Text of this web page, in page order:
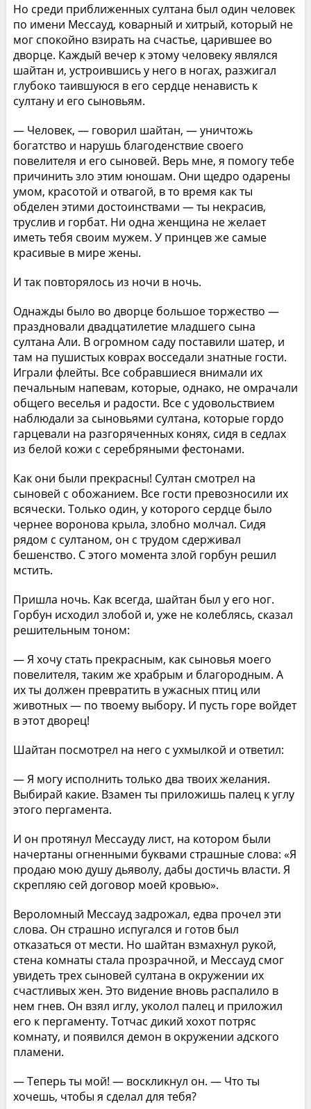
Но среди приближенных султана был один человек
по имени Мессауд, коварный и хитрый, который не
мог спокойно взирать на счастье, царившее во
дворце. Каждый вечер к этому человеку являлся
шайтан и, устроившись у него в ногах, разжигал
глубоко таившуюся в его сердце ненависть к
султану и его сыновьям.
— Человек, — говорил шайтан, — уничтожь
богатство и нарушь благоденствие своего
повелителя и его сыновей. Верь мне, я помогу тебе
причинить зло этим юношам. Они щедро одарены
умом, красотой и отвагой, в то время как ты
обделен этими достоинствами — ты некрасив,
труслив и горбат. Ни одна женщина не желает
иметь тебя своим мужем. У принцев же самые
красивые в мире жены.
И так повторялось из ночи в ночь.
Однажды было во дворце большое торжество —
праздновали двадцатилетие младшего сына
султана Али. В огромном саду поставили шатер, и
там на пушистых коврах восседали знатные гости.
Играли флейты. Все собравшиеся внимали их
печальным напевам, которые, однако, не омрачали
общего веселья и радости. Все с удовольствием
наблюдали за сыновьями султана, которые гордо
гарцевали на разгоряченных конях, сидя в седлах
из белой кожи с серебряными фестонами.
Как они были прекрасны! Султан смотрел на
сыновей с обожанием. Все гости превозносили их
всячески. Только один, у которого сердце было
чернее воронова крыла, злобно молчал. Сидя
рядом с султаном, он с трудом сдерживал
бешенство. С этого момента злой горбун решил
мстить.
Пришла ночь. Как всегда, шайтан был у его ног.
Горбун исходил злобой и, уже не колеблясь, сказал
решительным тоном:
— Я хочу стать прекрасным, как сыновья моего
повелителя, таким же храбрым и благородным. А
их ты должен превратить в ужасных птиц или
животных — по твоему выбору. И пусть горе войдет
в этот дворец!
Шайтан посмотрел на него с ухмылкой и ответил:
— Я могу исполнить только два твоих желания.
Выбирай какие. Взамен ты приложишь палец к углу
этого пергамента.
И он протянул Мессауду лист, на котором были
начертаны огненными буквами страшные слова: «Я
продаю мою душу дьяволу, дабы достичь власти. Я
скрепляю сей договор моей кровью».
Вероломный Мессауд задрожал, едва прочел эти
слова. Он страшно испугался и готов был
отказаться от мести. Но шайтан взмахнул рукой,
стена комнаты стала прозрачной, и Мессауд смог
увидеть трех сыновей султана в окружении их
счастливых жен. Это видение вновь распалило в
нем гнев. Он взял иглу, уколол палец и приложил
его к пергаменту. Тотчас дикий хохот потряс
комнату, и появился демон в окружении адского
пламени.
— Теперь ты мой! — воскликнул он. — Что ты
хочешь, чтобы я сделал для тебя?